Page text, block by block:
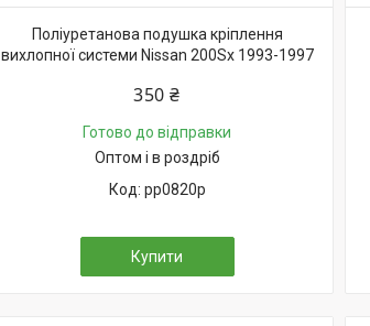
Поліуретанова подушка кріплення
вихлопної системи Nissan 200Sx 1993-1997
350 ₴
Готово до відправки
Оптом і в роздріб
pp0820p
Купити